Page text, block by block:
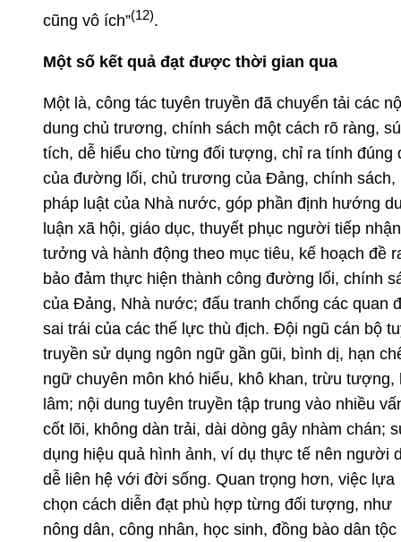
cũng vô ích”(12).
Một số kết quả đạt được thời gian qua
Một là, công tác tuyên truyền đã chuyển tải các
dung chủ trương, chính sách một cách rõ ràng,
tích, dễ hiểu cho từng đối tượng, chỉ ra tính đúng
của đường lối, chủ trương của Đảng, chính sách,
pháp luật của Nhà nước, góp phần định hướng
luận xã hội, giáo dục, thuyết phục người tiếp
tưởng và hành động theo mục tiêu, kế hoạch đề
bảo đảm thực hiện thành công đường lối, chính
của Đảng, Nhà nước; đấu tranh chống các quan
sai trái của các thế lực thù địch. Đội ngũ cán bộ
truyền sử dụng ngôn ngữ gần gũi, bình dị, hạn
ngữ chuyên môn khó hiểu, khô khan, trừu tượng,
lâm; nội dung tuyên truyền tập trung vào nhiều
cốt lõi, không dàn trải, dài dòng gây nhàm chán;
dụng hiệu quả hình ảnh, ví dụ thực tế nên người
dễ liên hệ với đời sống. Quan trọng hơn, việc lựa
chọn cách diễn đạt phù hợp từng đối tượng, như
nông dân, công nhân, học sinh, đồng bào dân tộc